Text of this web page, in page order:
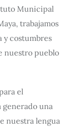
Municipal
trabajamos
y costumbres
nuestro pueblo
el
generado una
nuestra lengua